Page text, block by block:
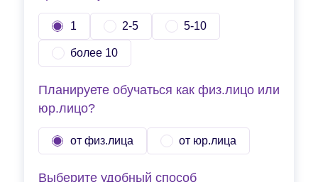
1 2-5 5-10
более 10
Планируете обучаться как физ.лицо или
юр.лицо?
от физ.лица от юр.лица
Выберите удобный способ